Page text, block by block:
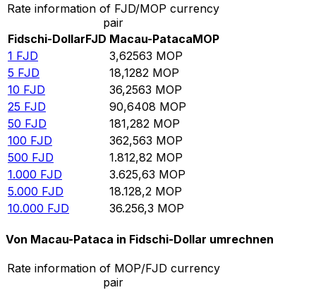
Rate information of FJD/MOP currency
pair
Fidschi-DollarFJD Macau-PatacaMOP
1 FJD 3,62563 MOP
5 FJD 18,1282 MOP
10 FJD 36,2563 MOP
25 FJD 90,6408 MOP
50 FJD 181,282 MOP
100 FJD 362,563 MOP
500 FJD 1.812,82 MOP
1.000 FJD 3.625,63 MOP
5.000 FJD 18.128,2 MOP
10.000 FJD 36.256,3 MOP
Von Macau-Pataca in Fidschi-Dollar umrechnen
Rate information of MOP/FJD currency
pair